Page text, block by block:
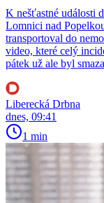
K nešťastné události
Lomnici nad
transportoval do
video, které celý
pátek už ale byl
Liberecká Drbna
dnes, 09:41
1 min